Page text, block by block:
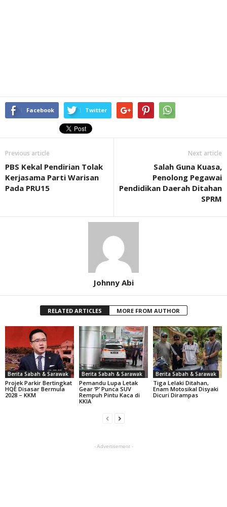
Facebook Twitter
Previous article
PBS Kekal Pendirian Tolak
Kerjasama Parti Warisan
Pada PRU15
Next article
Salah Guna Kuasa,
Penolong Pegawai
Pendidikan Daerah Ditahan
SPRM
Johnny Abi
RELATED ARTICLES MORE FROM AUTHOR
Berita Sabah & Sarawak
Projek Parkir Bertingkat
HQE Disasar Bermula
2028 – KKM
Berita Sabah & Sarawak
Pemandu Lupa Letak
Gear ‘P’ Punca SUV
Rempuh Pintu Kaca di
KKIA
Berita Sabah & Sarawak
Tiga Lelaki Ditahan,
Enam Motosikal Disyaki
Dicuri Dirampas
- Advertisement -